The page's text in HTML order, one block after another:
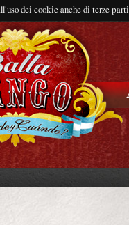
dei cookie anche di terze parti